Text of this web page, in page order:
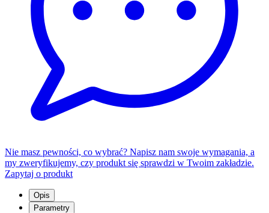
Nie masz pewności, co wybrać? Napisz nam swoje wymagania, a
my zweryfikujemy, czy produkt się sprawdzi w Twoim zakładzie.
Zapytaj o produkt
Opis
Parametry